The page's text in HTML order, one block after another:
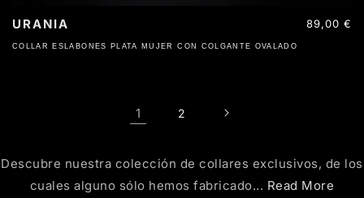
COLLAR ESLABONES PLATA MUJER CON COLGANTE OVALADO
URANIA
Precio
89,00 €
1 2
Descubre nuestra colección de collares exclusivos, de los
cuales alguno sólo hemos fabricado... Read More